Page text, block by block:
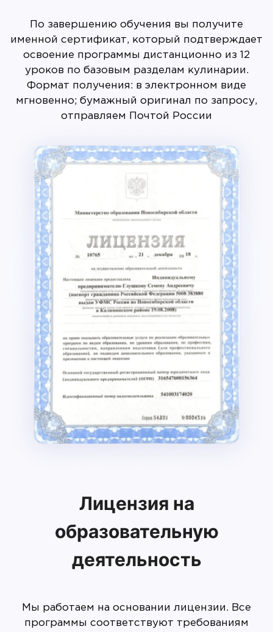
По завершению обучения вы получите
именной сертификат, который подтверждает
освоение программы дистанционно из 12
уроков по базовым разделам кулинарии.
Формат получения: в электронном виде
мгновенно; бумажный оригинал по запросу,
отправляем Почтой России
Лицензия на
образовательную
деятельность
Мы работаем на основании лицензии. Все
программы соответствуют требованиям